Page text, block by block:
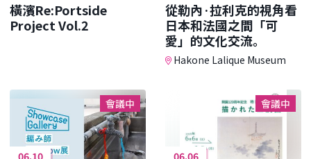
橫濱Re:Portside
Project Vol.2
從勒內·拉利克的視角看
日本和法國之間「可
愛」的文化交流。
Hakone Lalique Museum
會議中
06.10
會議中
06.06